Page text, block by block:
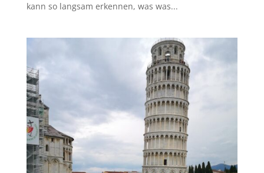
kann so langsam erkennen, was was...